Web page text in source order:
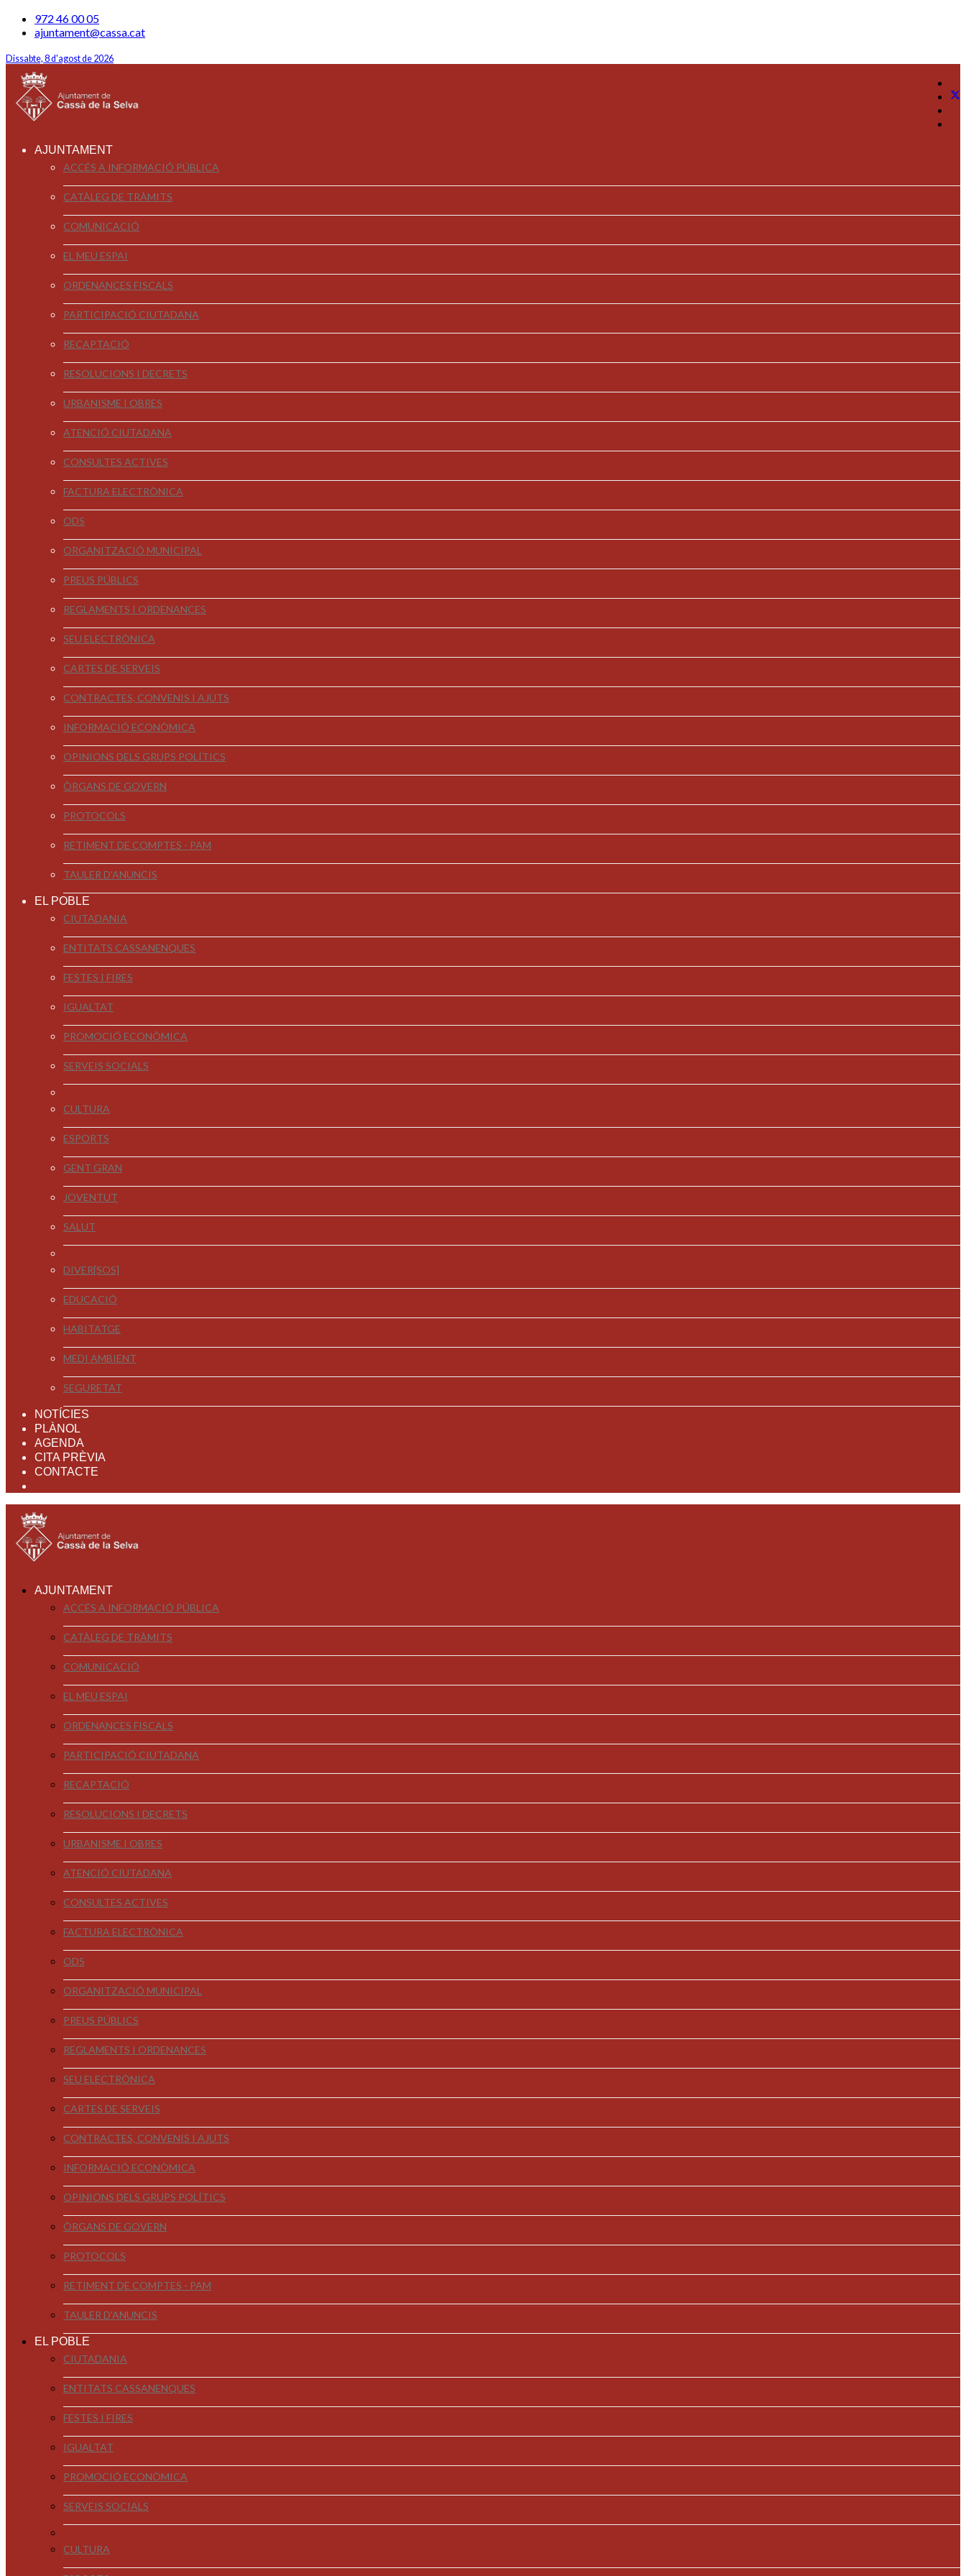
972 46 00 05
ajuntament@cassa.cat
Dissabte, 8 d'agost de 2026
AJUNTAMENT
ACCÉS A INFORMACIÓ PÚBLICA
CATÀLEG DE TRÀMITS
COMUNICACIÓ
EL MEU ESPAI
ORDENANCES FISCALS
PARTICIPACIÓ CIUTADANA
RECAPTACIÓ
RESOLUCIONS I DECRETS
URBANISME I OBRES
ATENCIÓ CIUTADANA
CONSULTES ACTIVES
FACTURA ELECTRÒNICA
ODS
ORGANITZACIÓ MUNICIPAL
PREUS PÚBLICS
REGLAMENTS I ORDENANCES
SEU ELECTRÒNICA
CARTES DE SERVEIS
CONTRACTES, CONVENIS I AJUTS
INFORMACIÓ ECONÒMICA
OPINIONS DELS GRUPS POLÍTICS
ÒRGANS DE GOVERN
PROTOCOLS
RETIMENT DE COMPTES - PAM
TAULER D'ANUNCIS
EL POBLE
CIUTADANIA
ENTITATS CASSANENQUES
FESTES I FIRES
IGUALTAT
PROMOCIÓ ECONÒMICA
SERVEIS SOCIALS
CULTURA
ESPORTS
GENT GRAN
JOVENTUT
SALUT
DIVER[SOS]
EDUCACIÓ
HABITATGE
MEDI AMBIENT
SEGURETAT
NOTÍCIES
PLÀNOL
AGENDA
CITA PRÈVIA
CONTACTE
AJUNTAMENT
ACCÉS A INFORMACIÓ PÚBLICA
CATÀLEG DE TRÀMITS
COMUNICACIÓ
EL MEU ESPAI
ORDENANCES FISCALS
PARTICIPACIÓ CIUTADANA
RECAPTACIÓ
RESOLUCIONS I DECRETS
URBANISME I OBRES
ATENCIÓ CIUTADANA
CONSULTES ACTIVES
FACTURA ELECTRÒNICA
ODS
ORGANITZACIÓ MUNICIPAL
PREUS PÚBLICS
REGLAMENTS I ORDENANCES
SEU ELECTRÒNICA
CARTES DE SERVEIS
CONTRACTES, CONVENIS I AJUTS
INFORMACIÓ ECONÒMICA
OPINIONS DELS GRUPS POLÍTICS
ÒRGANS DE GOVERN
PROTOCOLS
RETIMENT DE COMPTES - PAM
TAULER D'ANUNCIS
EL POBLE
CIUTADANIA
ENTITATS CASSANENQUES
FESTES I FIRES
IGUALTAT
PROMOCIÓ ECONÒMICA
SERVEIS SOCIALS
CULTURA